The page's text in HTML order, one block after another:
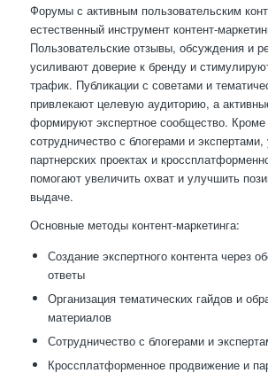
Форумы с активным пользовательским
естественный инструмент контент-
Пользовательские отзывы, обсуждения и
усиливают доверие к бренду и
трафик. Публикации с советами и
привлекают целевую аудиторию, а
формируют экспертное сообщество. Кроме
сотрудничество с блогерами и экспертами,
партнерских проектах и
помогают увеличить охват и улучшить
выдаче.
Основные методы контент-маркетинга:
Создание экспертного контента через
ответы
Организация тематических гайдов и
материалов
Сотрудничество с блогерами и
Кроссплатформенное продвижение и